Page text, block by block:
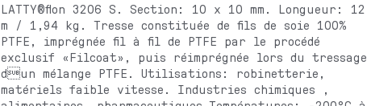
LATTY®flon 3206 S. Section: 10 x 10 mm. Longueur: 12
m / 1,94 kg. Tresse constituée de fils de soie 100%
PTFE, imprégnée fil à fil de PTFE par le procédé
exclusif «Filcoat», puis réimprégnée lors du tressage
dun mélange PTFE. Utilisations: robinetterie,
matériels faible vitesse. Industries chimiques ,